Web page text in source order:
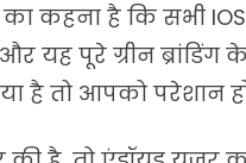
कहना है कि सभी
यह पूरे ग्रीन ब्रांडिंग
है तो आपको परेशान